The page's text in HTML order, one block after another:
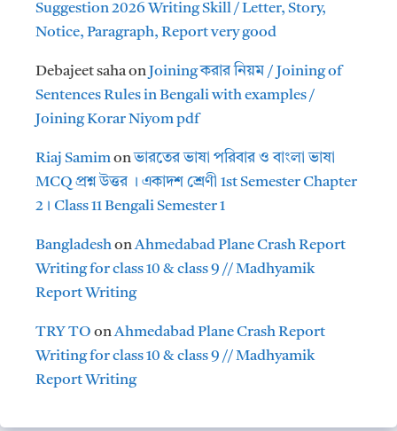
Suggestion 2026 Writing Skill / Letter, Story,
Notice, Paragraph, Report very good
Debajeet sahaonJoining করার নিয়ম / Joining of
Sentences Rules in Bengali with examples /
Joining Korar Niyom pdf
Riaj Samimonভারতের ভাষা পরিবার ও বাংলা ভাষা
MCQ প্রশ্ন উত্তর । একাদশ শ্রেণী 1st Semester Chapter
2। Class 11 Bengali Semester 1
BangladeshonAhmedabad Plane Crash Report
Writing for class 10 & class 9 // Madhyamik
Report Writing
TRY TO onAhmedabad Plane Crash Report
Writing for class 10 & class 9 // Madhyamik
Report Writing